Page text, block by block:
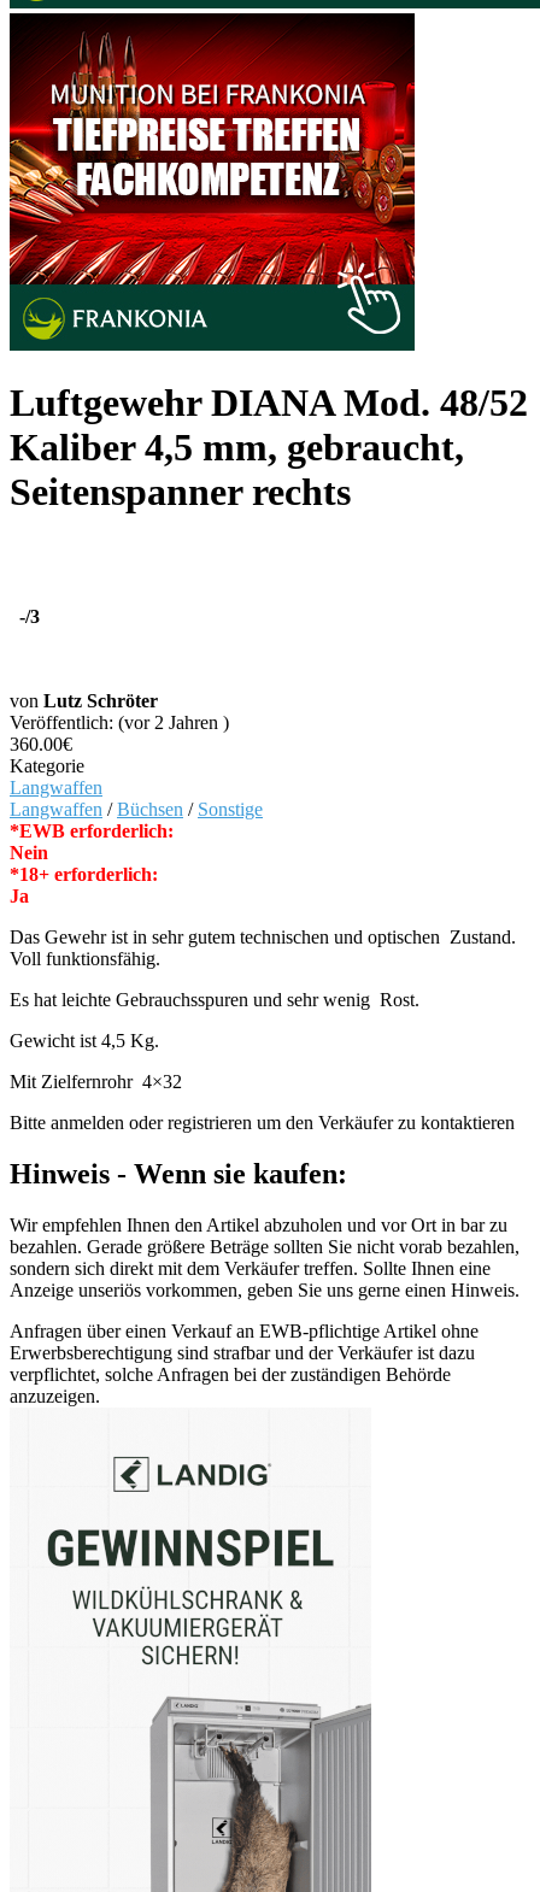
Luftgewehr DIANA Mod. 48/52
Kaliber 4,5 mm, gebraucht,
Seitenspanner rechts
-/3
von Lutz Schröter
Veröffentlich: (vor 2 Jahren )
360.00€
Kategorie
Langwaffen
Langwaffen /Büchsen / Sonstige
*EWB erforderlich:
Nein
*18+ erforderlich:
Ja
Das Gewehr ist in sehr gutem technischen und optischen Zustand.
Voll funktionsfähig.
Es hat leichte Gebrauchsspuren und sehr wenig Rost.
Gewicht ist 4,5 Kg.
Mit Zielfernrohr 4×32
Bitte anmelden oder registrieren um den Verkäufer zu kontaktieren
Hinweis - Wenn sie kaufen:
Wir empfehlen Ihnen den Artikel abzuholen und vor Ort in bar zu
bezahlen. Gerade größere Beträge sollten Sie nicht vorab bezahlen,
sondern sich direkt mit dem Verkäufer treffen. Sollte Ihnen eine
Anzeige unseriös vorkommen, geben Sie uns gerne einen Hinweis.
Anfragen über einen Verkauf an EWB-pflichtige Artikel ohne
Erwerbsberechtigung sind strafbar und der Verkäufer ist dazu
verpflichtet, solche Anfragen bei der zuständigen Behörde
anzuzeigen.